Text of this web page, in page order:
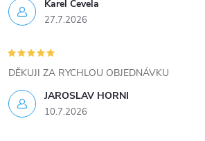
p
r
v
k
y
Karel Čevela
27.7.2026
JAROSLAV HORNI
10.7.2026
DĚKUJI ZA RYCHLOU OBJEDNÁVKU